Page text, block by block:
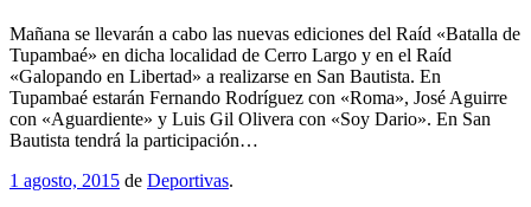
Mañana se llevarán a cabo las nuevas ediciones del Raíd «Batalla de
Tupambaé» en dicha localidad de Cerro Largo y en el Raíd
«Galopando en Libertad» a realizarse en San Bautista. En
Tupambaé estarán Fernando Rodríguez con «Roma», José Aguirre
con «Aguardiente» y Luis Gil Olivera con «Soy Dario». En San
Bautista tendrá la participación…
1 agosto, 2015 de Deportivas.